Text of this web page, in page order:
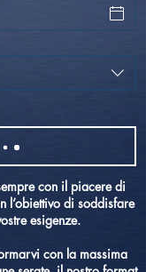
con il piacere di
l’obiettivo di soddisfare
esigenze.
con la massima